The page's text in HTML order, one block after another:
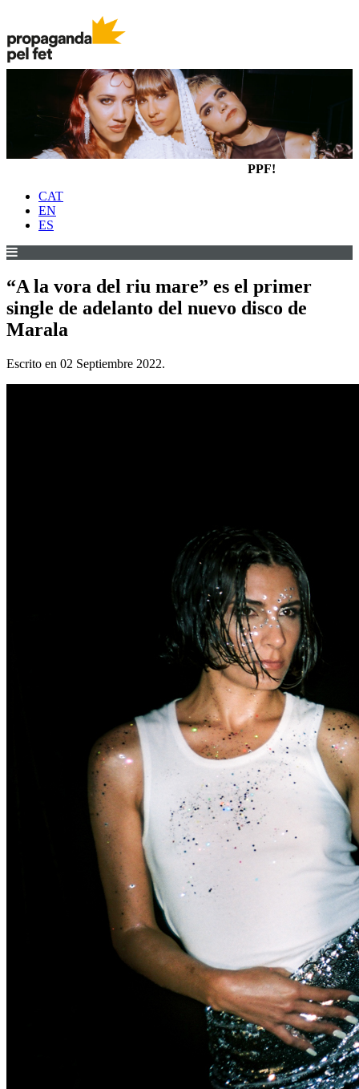
PPF!
CAT
EN
ES
“A la vora del riu mare” es el primer
single de adelanto del nuevo disco de
Marala
Escrito en 02 Septiembre 2022.